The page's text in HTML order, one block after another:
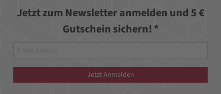
Jetzt zum Newsletter anmelden und 5 €
Gutschein sichern! *
Jetzt Anmelden